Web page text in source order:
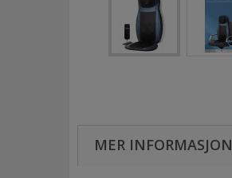
MER INFORMASJON